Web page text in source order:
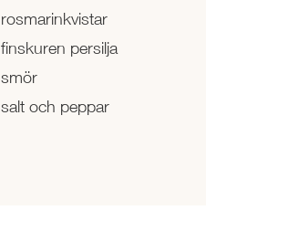
rosmarinkvistar
finskuren persilja
smör
salt och peppar